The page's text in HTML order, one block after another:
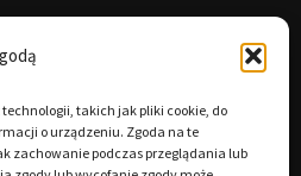
takich jak pliki cookie, do
o urządzeniu. Zgoda na te
zachowanie podczas przeglądania lub